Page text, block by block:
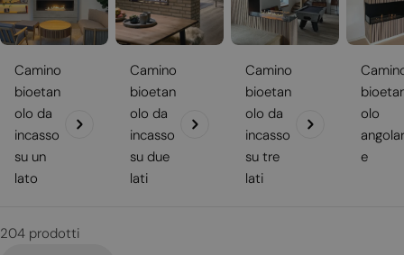
Camino
bioetan
olo da
incasso
su un
lato
Camino
bioetan
olo da
incasso
su due
lati
Camino
bioetan
olo da
incasso
su tre
lati
olo
angolar
e
204 prodotti